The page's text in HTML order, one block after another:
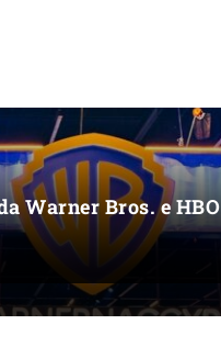
Warner Bros. e HBO